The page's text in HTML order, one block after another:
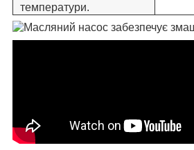
температури.